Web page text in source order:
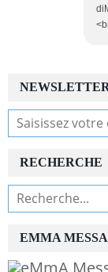
RECHERCHE
EMMA